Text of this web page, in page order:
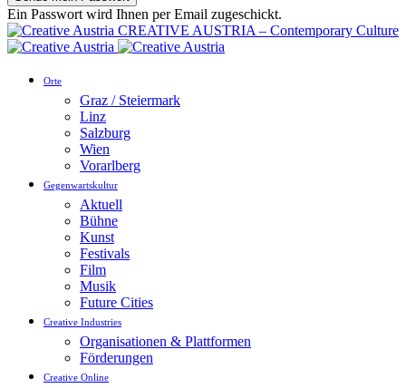
Ein Passwort wird Ihnen per Email zugeschickt.
CREATIVE AUSTRIA – Contemporary Culture
Orte
Graz / Steiermark
Linz
Salzburg
Wien
Vorarlberg
Gegenwartskultur
Aktuell
Bühne
Kunst
Festivals
Film
Musik
Future Cities
Creative Industries
Organisationen & Plattformen
Förderungen
Creative Online